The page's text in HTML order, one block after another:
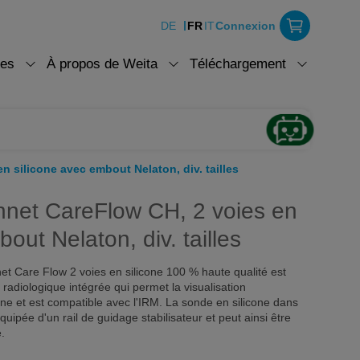
DE FRITConnexion
À propos de Weita Téléchargement
silicone avec embout Nelaton, div. tailles
CareFlow CH, 2 voies en
Nelaton, div. tailles
Care Flow 2 voies en silicone 100 % haute qualité est
intégrée qui permet la visualisation
et est compatible avec l'IRM. La sonde en silicone dans
d'un rail de guidage stabilisateur et peut ainsi être